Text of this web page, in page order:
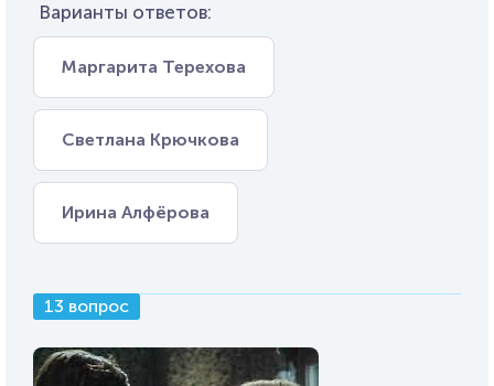
Варианты ответов:
Маргарита Терехова
Светлана Крючкова
Ирина Алфёрова
13 вопрос